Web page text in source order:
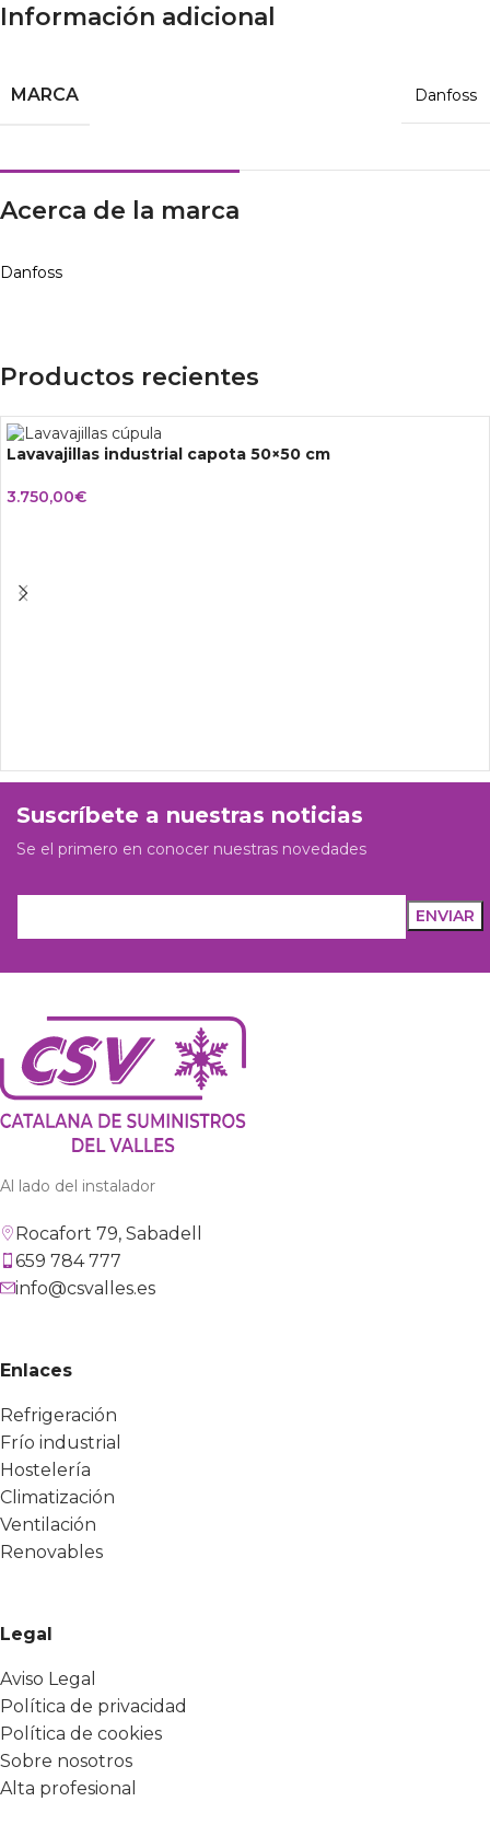
Información adicional
MARCA Danfoss
Acerca de la marca
Danfoss
Productos recientes
Lavavajillas industrial capota 50×50 cm
3.750,00€
Suscríbete a nuestras noticias
Se el primero en conocer nuestras novedades
Al lado del instalador
Rocafort 79, Sabadell
659 784 777
info@csvalles.es
Enlaces
Refrigeración
Frío industrial
Hostelería
Climatización
Ventilación
Renovables
Legal
Aviso Legal
Política de privacidad
Política de cookies
Sobre nosotros
Alta profesional